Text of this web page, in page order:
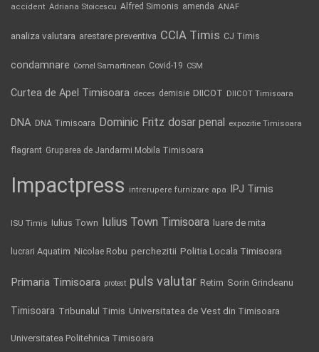
accident Adriana Stoicescu Alfred Simonis amenda ANAF
analiza valutara arestare preventiva CCIA Timis CJ Timis
condamnare Cornel Samartinean Covid-19 CSM
Curtea de Apel Timisoara deces demisie DIICOT DIICOT Timisoara
DNA DNA Timisoara Dominic Fritz dosar penal expozitie Timisoara
flagrant Gruparea de Jandarmi Mobila Timisoara
Impactpress intrerupere furnizare apa IPJ Timis
ISU Timis Iulius Town Iulius Town Timisoara luare de mita
lucrari Aquatim Nicolae Robu perchezitii Politia Locala Timisoara
Primaria Timisoara protest puls valutar Retim Sorin Grindeanu
Timisoara Tribunalul Timis Universitatea de Vest din Timisoara
Universitatea Politehnica Timisoara